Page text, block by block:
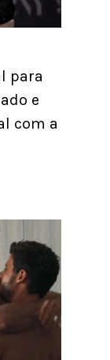
para
e
com a